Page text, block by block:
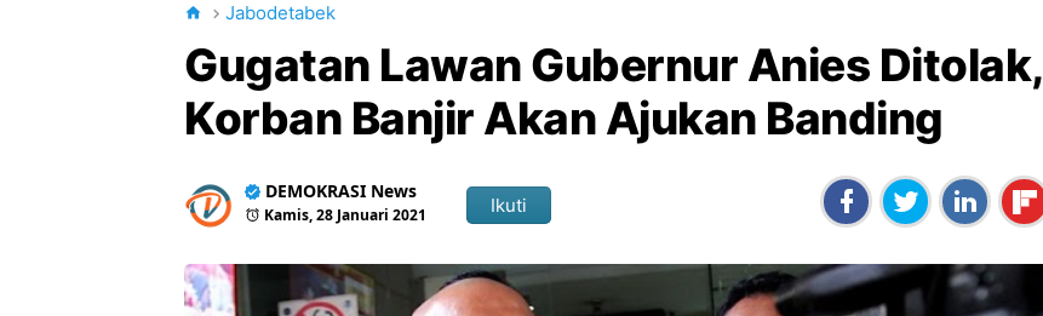
Jabodetabek
Gugatan Lawan Gubernur Anies Ditolak,
Korban Banjir Akan Ajukan Banding
DEMOKRASI News
Kamis, 28 Januari 2021 Ikuti